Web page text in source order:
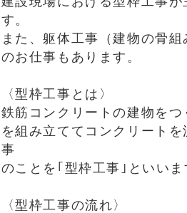
す。
また、躯体工事（建物の骨
のお仕事もあります。
〈型枠工事とは〉
鉄筋コンクリートの建物を
を組み立ててコンクリート
事
のことを｢型枠工事｣といいま
〈型枠工事の流れ〉